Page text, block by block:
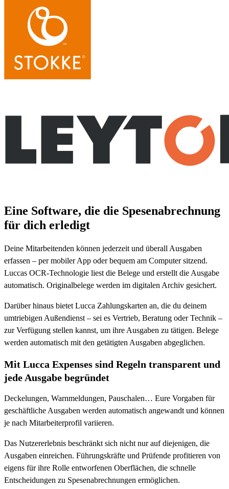
Eine Software, die die Spesenabrechnung
für dich erledigt
Deine Mitarbeitenden können jederzeit und überall Ausgaben
erfassen – per mobiler App oder bequem am Computer sitzend.
Luccas OCR-Technologie liest die Belege und erstellt die Ausgabe
automatisch. Originalbelege werden im digitalen Archiv gesichert.
Darüber hinaus bietet Lucca Zahlungskarten an, die du deinem
umtriebigen Außendienst – sei es Vertrieb, Beratung oder Technik –
zur Verfügung stellen kannst, um ihre Ausgaben zu tätigen. Belege
werden automatisch mit den getätigten Ausgaben abgeglichen.
Mit Lucca Expenses sind Regeln transparent und
jede Ausgabe begründet
Deckelungen, Warnmeldungen, Pauschalen… Eure Vorgaben für
geschäftliche Ausgaben werden automatisch angewandt und können
je nach Mitarbeiterprofil variieren.
Das Nutzererlebnis beschränkt sich nicht nur auf diejenigen, die
Ausgaben einreichen. Führungskräfte und Prüfende profitieren von
eigens für ihre Rolle entworfenen Oberflächen, die schnelle
Entscheidungen zu Spesenabrechnungen ermöglichen.